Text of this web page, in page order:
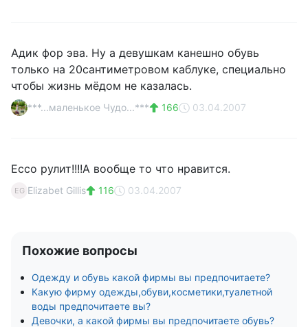
Адик фор эва. Ну а девушкам канешно обувь
только на 20сантиметровом каблуке, специально
чтобы жизнь мёдом не казалась.
***...маленькое Чудо...*** 166 03.04.2007
Ecco рулит!!!!А вообще то что нравится.
EG Elizabet Gillis 116 03.04.2007
Похожие вопросы
Одежду и обувь какой фирмы вы предпочитаете?
Какую фирму одежды,обуви,косметики,туалетной
воды предпочитаете вы?
Девочки, а какой фирмы вы предпочитаете обувь?